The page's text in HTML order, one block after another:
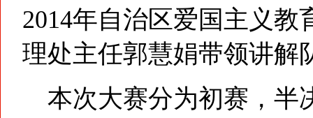
2014年自治区爱国主义教
理处主任郭慧娟带领讲解
本次大赛分为初赛，半